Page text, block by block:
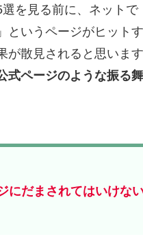
を見る前に、ネットで
というページがヒット
が散見されると思いま
式ページのような振る
にだまされてはいけない